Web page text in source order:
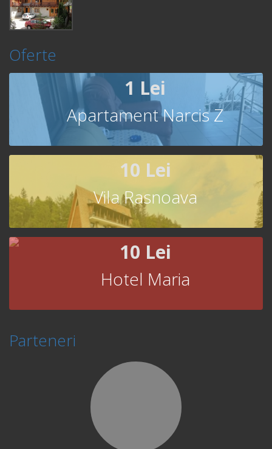
Oferte
1 Lei
Apartament Narcis Z
10 Lei
Vila Rasnoava
10 Lei
Hotel Maria
Parteneri